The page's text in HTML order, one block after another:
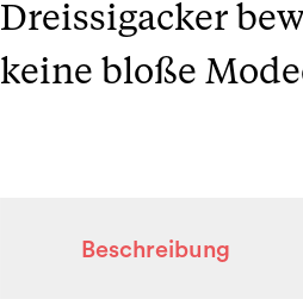
Dreissigacker
keine bloße
Beschreibung